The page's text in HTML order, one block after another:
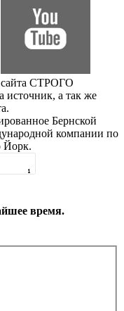
СТРОГО
а так же
Бернской
компании по
Йорк.
время.